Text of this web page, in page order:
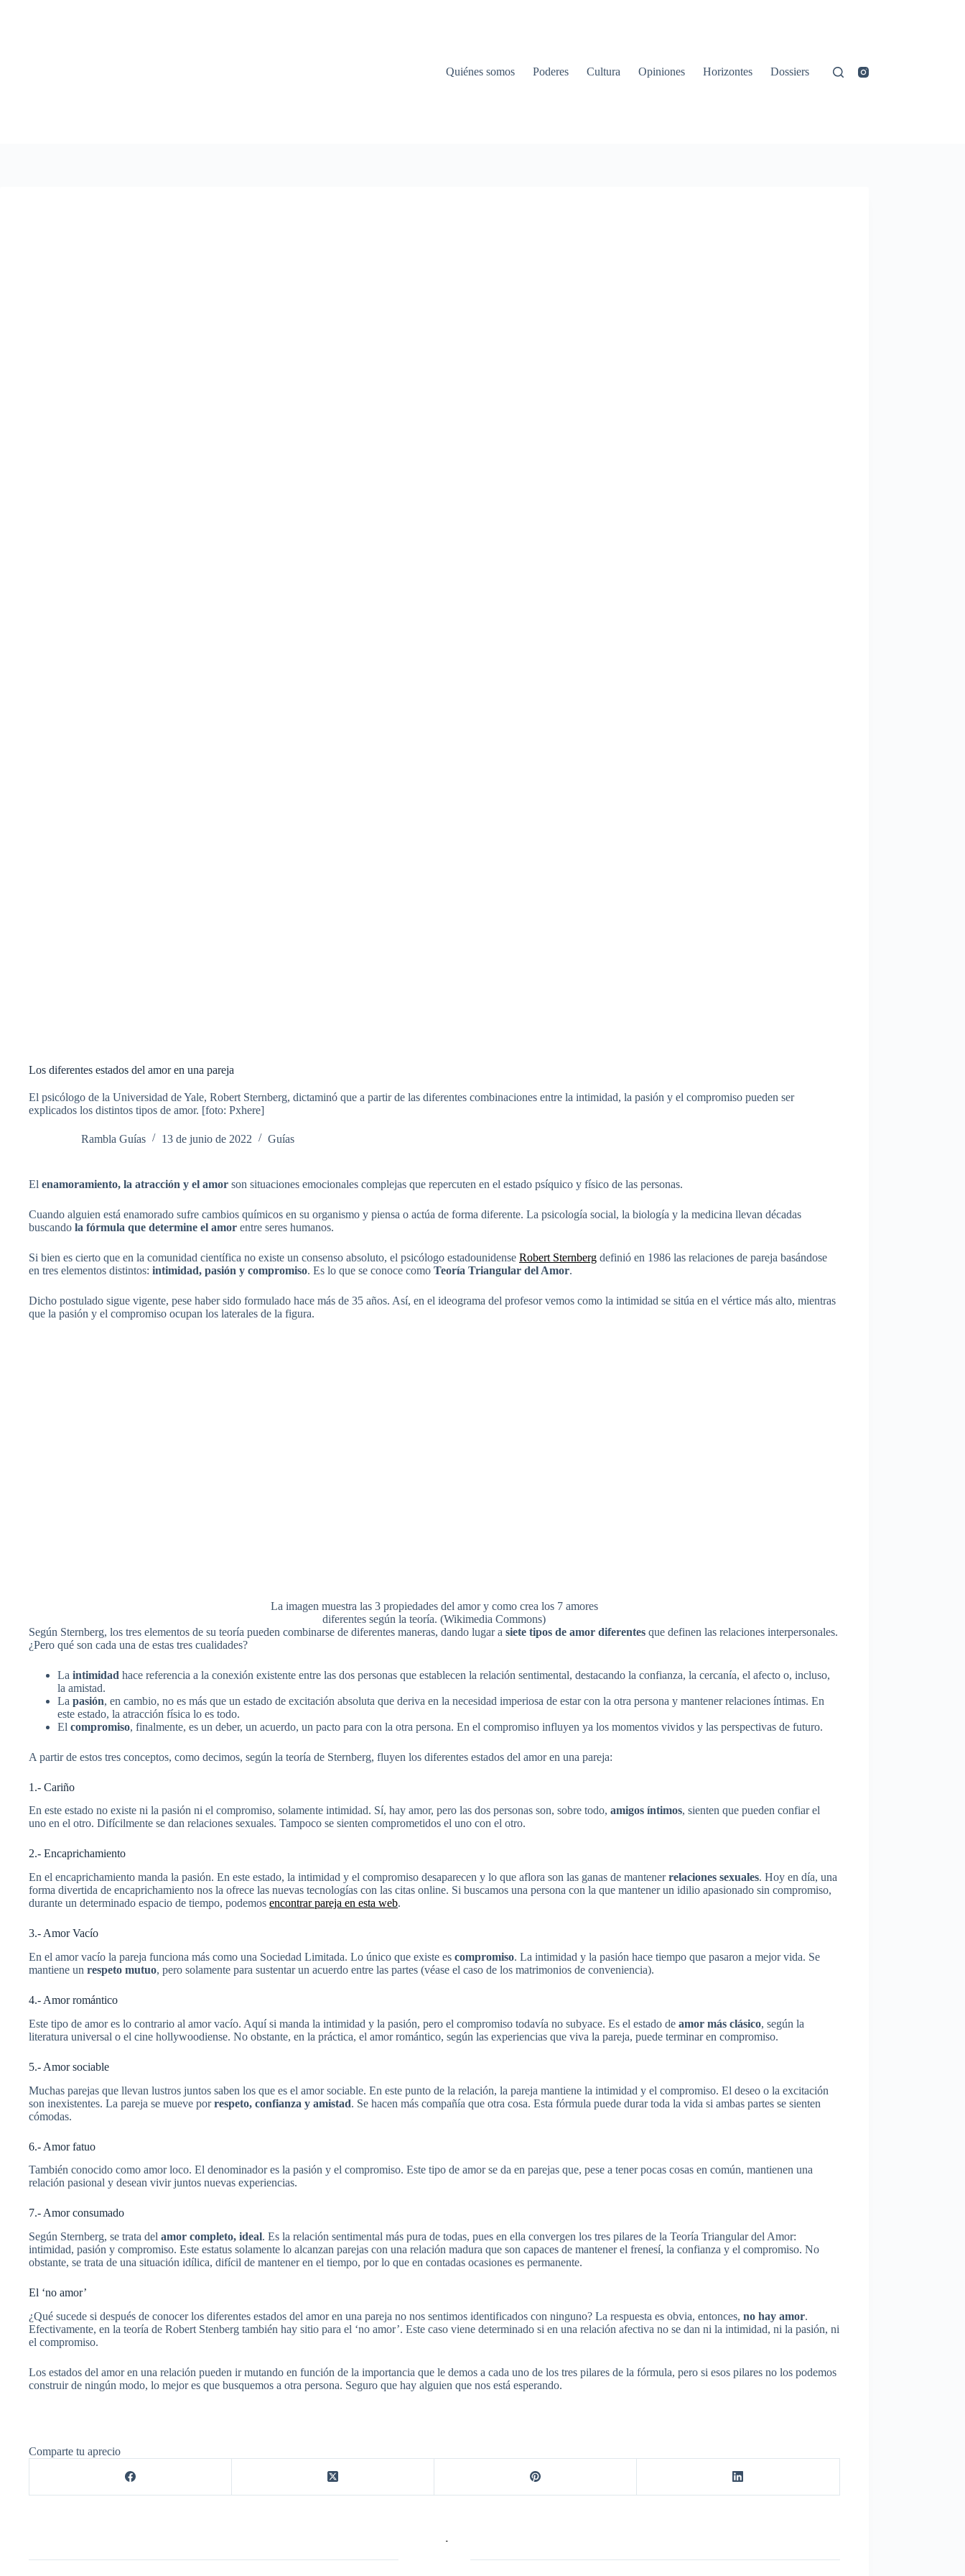
Quiénes somos Poderes Cultura Opiniones Horizontes Dossiers
Los diferentes estados del amor en una pareja
El psicólogo de la Universidad de Yale, Robert Sternberg, dictaminó que a partir de las diferentes combinaciones entre la intimidad, la pasión y el compromiso pueden ser
explicados los distintos tipos de amor. [foto: Pxhere]
Rambla Guías 13 de junio de 2022 Guías
El enamoramiento, la atracción y el amor son situaciones emocionales complejas que repercuten en el estado psíquico y físico de las personas.
Cuando alguien está enamorado sufre cambios químicos en su organismo y piensa o actúa de forma diferente. La psicología social, la biología y la medicina llevan décadas
buscando la fórmula que determine el amor entre seres humanos.
Si bien es cierto que en la comunidad científica no existe un consenso absoluto, el psicólogo estadounidense Robert Sternberg definió en 1986 las relaciones de pareja basándose
en tres elementos distintos: intimidad, pasión y compromiso. Es lo que se conoce como Teoría Triangular del Amor.
Dicho postulado sigue vigente, pese haber sido formulado hace más de 35 años. Así, en el ideograma del profesor vemos como la intimidad se sitúa en el vértice más alto, mientras
que la pasión y el compromiso ocupan los laterales de la figura.
La imagen muestra las 3 propiedades del amor y como crea los 7 amores
diferentes según la teoría. (Wikimedia Commons)
Según Sternberg, los tres elementos de su teoría pueden combinarse de diferentes maneras, dando lugar a siete tipos de amor diferentes que definen las relaciones interpersonales.
¿Pero qué son cada una de estas tres cualidades?
La intimidad hace referencia a la conexión existente entre las dos personas que establecen la relación sentimental, destacando la confianza, la cercanía, el afecto o, incluso,
la amistad.
La pasión, en cambio, no es más que un estado de excitación absoluta que deriva en la necesidad imperiosa de estar con la otra persona y mantener relaciones íntimas. En
este estado, la atracción física lo es todo.
El compromiso, finalmente, es un deber, un acuerdo, un pacto para con la otra persona. En el compromiso influyen ya los momentos vividos y las perspectivas de futuro.
A partir de estos tres conceptos, como decimos, según la teoría de Sternberg, fluyen los diferentes estados del amor en una pareja:
1.- Cariño
En este estado no existe ni la pasión ni el compromiso, solamente intimidad. Sí, hay amor, pero las dos personas son, sobre todo, amigos íntimos, sienten que pueden confiar el
uno en el otro. Difícilmente se dan relaciones sexuales. Tampoco se sienten comprometidos el uno con el otro.
2.- Encaprichamiento
En el encaprichamiento manda la pasión. En este estado, la intimidad y el compromiso desaparecen y lo que aflora son las ganas de mantenerrelaciones sexuales. Hoy en día, una
forma divertida de encaprichamiento nos la ofrece las nuevas tecnologías con las citas online. Si buscamos una persona con la que mantener un idilio apasionado sin compromiso,
durante un determinado espacio de tiempo, podemos encontrar pareja en esta web.
3.- Amor Vacío
En el amor vacío la pareja funciona más como una Sociedad Limitada. Lo único que existe es compromiso. La intimidad y la pasión hace tiempo que pasaron a mejor vida. Se
mantiene un respeto mutuo, pero solamente para sustentar un acuerdo entre las partes (véase el caso de los matrimonios de conveniencia).
4.- Amor romántico
Este tipo de amor es lo contrario al amor vacío. Aquí si manda la intimidad y la pasión, pero el compromiso todavía no subyace. Es el estado de amor más clásico, según la
literatura universal o el cine hollywoodiense. No obstante, en la práctica, el amor romántico, según las experiencias que viva la pareja, puede terminar en compromiso.
5.- Amor sociable
Muchas parejas que llevan lustros juntos saben los que es el amor sociable. En este punto de la relación, la pareja mantiene la intimidad y el compromiso. El deseo o la excitación
son inexistentes. La pareja se mueve porrespeto, confianza y amistad. Se hacen más compañía que otra cosa. Esta fórmula puede durar toda la vida si ambas partes se sienten
cómodas.
6.- Amor fatuo
También conocido como amor loco. El denominador es la pasión y el compromiso. Este tipo de amor se da en parejas que, pese a tener pocas cosas en común, mantienen una
relación pasional y desean vivir juntos nuevas experiencias.
7.- Amor consumado
Según Sternberg, se trata del amor completo, ideal. Es la relación sentimental más pura de todas, pues en ella convergen los tres pilares de la Teoría Triangular del Amor:
intimidad, pasión y compromiso. Este estatus solamente lo alcanzan parejas con una relación madura que son capaces de mantener el frenesí, la confianza y el compromiso. No
obstante, se trata de una situación idílica, difícil de mantener en el tiempo, por lo que en contadas ocasiones es permanente.
El ‘no amor’
¿Qué sucede si después de conocer los diferentes estados del amor en una pareja no nos sentimos identificados con ninguno? La respuesta es obvia, entonces, no hay amor.
Efectivamente, en la teoría de Robert Stenberg también hay sitio para el ‘no amor’. Este caso viene determinado si en una relación afectiva no se dan ni la intimidad, ni la pasión, ni
el compromiso.
Los estados del amor en una relación pueden ir mutando en función de la importancia que le demos a cada uno de los tres pilares de la fórmula, pero si esos pilares no los podemos
construir de ningún modo, lo mejor es que busquemos a otra persona. Seguro que hay alguien que nos está esperando.
Comparte tu aprecio